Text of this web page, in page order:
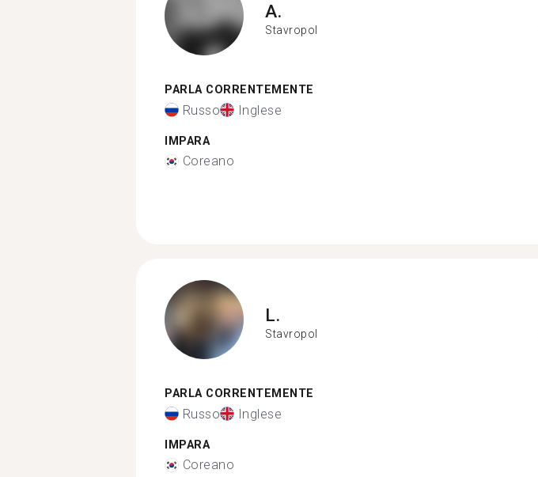
A.
Stavropol
PARLA CORRENTEMENTE
Russo Inglese
IMPARA
Coreano
L.
Stavropol
PARLA CORRENTEMENTE
Russo Inglese
IMPARA
Coreano